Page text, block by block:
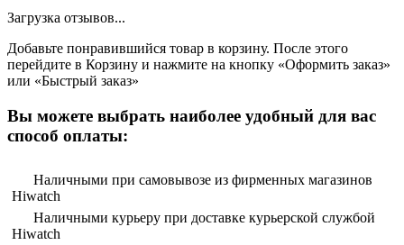
Загрузка отзывов...
Добавьте понравившийся товар в корзину. После этого
перейдите в Корзину и нажмите на кнопку «Оформить заказ»
или «Быстрый заказ»
Вы можете выбрать наиболее удобный для вас
способ оплаты:
Наличными при самовывозе из фирменных магазинов
Hiwatch
Наличными курьеру при доставке курьерской службой
Hiwatch